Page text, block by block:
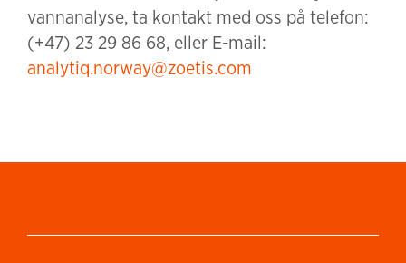
vannanalyse, ta kontakt med oss på telefon:
(+47) 23 29 86 68, eller E-mail:
analytiq.norway@zoetis.com